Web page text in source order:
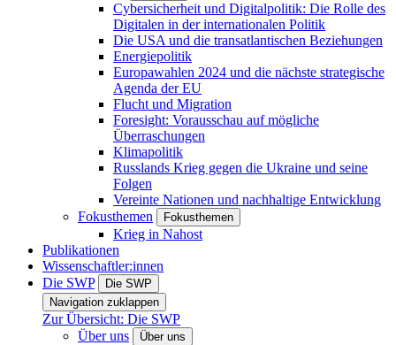
Cybersicherheit und Digitalpolitik: Die Rolle des
Digitalen in der internationalen Politik
Die USA und die transatlantischen Beziehungen
Energiepolitik
Europawahlen 2024 und die nächste strategische
Agenda der EU
Flucht und Migration
Foresight: Vorausschau auf mögliche
Überraschungen
Klimapolitik
Russlands Krieg gegen die Ukraine und seine
Folgen
Vereinte Nationen und nachhaltige Entwicklung
Fokusthemen
Fokusthemen
Krieg in Nahost
Publikationen
Wissenschaftler:innen
Die SWP
Die SWP
Navigation zuklappen
Zur Übersicht: Die SWP
Über uns
Über uns